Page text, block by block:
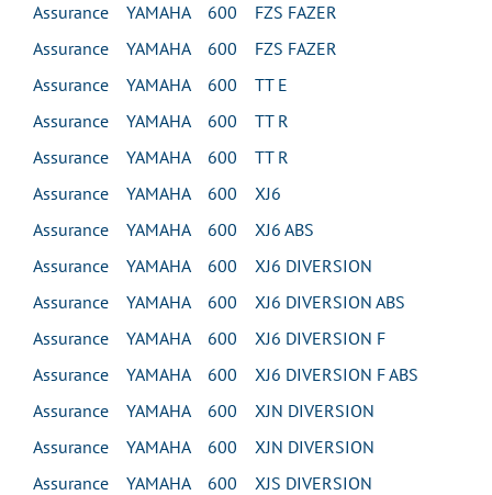
Assurance YAMAHA 600 FZS FAZER
Assurance YAMAHA 600 FZS FAZER
Assurance YAMAHA 600 TT E
Assurance YAMAHA 600 TT R
Assurance YAMAHA 600 TT R
Assurance YAMAHA 600 XJ6
Assurance YAMAHA 600 XJ6 ABS
Assurance YAMAHA 600 XJ6 DIVERSION
Assurance YAMAHA 600 XJ6 DIVERSION ABS
Assurance YAMAHA 600 XJ6 DIVERSION F
Assurance YAMAHA 600 XJ6 DIVERSION F ABS
Assurance YAMAHA 600 XJN DIVERSION
Assurance YAMAHA 600 XJN DIVERSION
Assurance YAMAHA 600 XJS DIVERSION